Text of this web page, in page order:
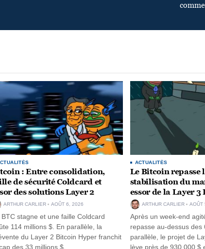
: Entre consolidation,
de sécurité Coldcard et
des solutions Layer 2
ARTHUR CARLIER AOÛT 6, 2026
BTC stagne et une faille Coldcard
114 millions $. En parallèle, la
du Layer 2 Bitcoin Hyper franchit
des 33 millions $.
ACTUALITÉS
Le Bitcoin repasse
stabilisation du
essor de la Layer
ARTHUR CARLIER AOÛT
Après un week-end
repasse au-dessus des
parallèle, le projet de
lève près de 930 000 $